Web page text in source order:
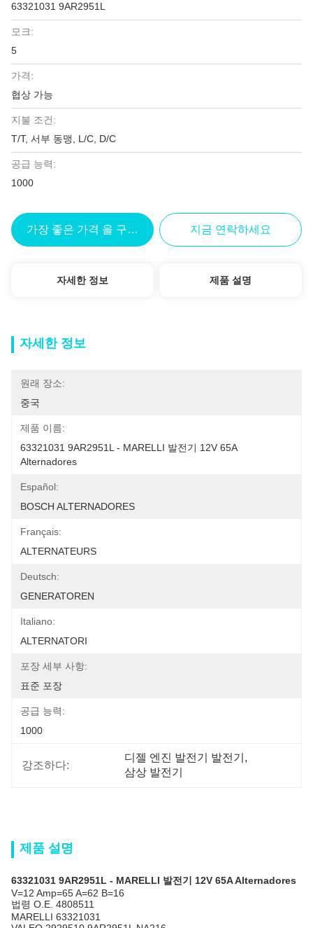
63321031 9AR2951L
모크:
5
가격:
협상 가능
지불 조건:
T/T, 서부 동맹, L/C, D/C
공급 능력:
1000
가장 좋은 가격 을 구하라 지금 연락하세요
자세한 정보 제품 설명
자세한 정보
원래 장소:
중국
제품 이름:
63321031 9AR2951L - MARELLI 발전기 12V 65A
Alternadores
Español:
BOSCH ALTERNADORES
Français:
ALTERNATEURS
Deutsch:
GENERATOREN
Italiano:
ALTERNATORI
포장 세부 사항:
표준 포장
공급 능력:
1000
강조하다:
디젤 엔진 발전기 발전기 ,
삼상 발전기
제품 설명
63321031 9AR2951L - MARELLI 발전기 12V 65A Alternadores
V=12 Amp=65 A=62 B=16
법령 O.E. 4808511
MARELLI 63321031